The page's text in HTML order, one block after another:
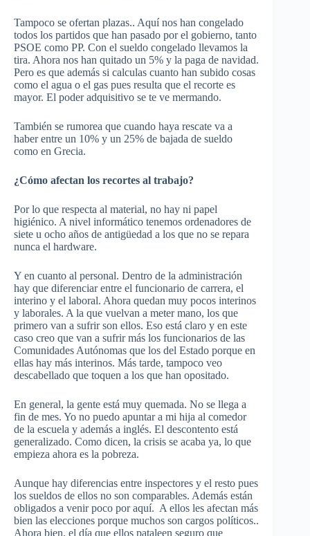
Tampoco se ofertan plazas.. Aquí nos han congelado
todos los partidos que han pasado por el gobierno, tanto
PSOE como PP. Con el sueldo congelado llevamos la
tira. Ahora nos han quitado un 5% y la paga de navidad.
Pero es que además si calculas cuanto han subido cosas
como el agua o el gas pues resulta que el recorte es
mayor. El poder adquisitivo se te ve mermando.
También se rumorea que cuando haya rescate va a
haber entre un 10% y un 25% de bajada de sueldo
como en Grecia.
¿Cómo afectan los recortes al trabajo?
Por lo que respecta al material, no hay ni papel
higiénico. A nivel informático tenemos ordenadores de
siete u ocho años de antigüedad a los que no se repara
nunca el hardware.
Y en cuanto al personal. Dentro de la administración
hay que diferenciar entre el funcionario de carrera, el
interino y el laboral. Ahora quedan muy pocos interinos
y laborales. A la que vuelvan a meter mano, los que
primero van a sufrir son ellos. Eso está claro y en este
caso creo que van a sufrir más los funcionarios de las
Comunidades Autónomas que los del Estado porque en
ellas hay más interinos. Más tarde, tampoco veo
descabellado que toquen a los que han opositado.
En general, la gente está muy quemada. No se llega a
fin de mes. Yo no puedo apuntar a mi hija al comedor
de la escuela y además a inglés. El descontento está
generalizado. Como dicen, la crisis se acaba ya, lo que
empieza ahora es la pobreza.
Aunque hay diferencias entre inspectores y el resto pues
los sueldos de ellos no son comparables. Además están
obligados a venir poco por aquí. A ellos les afectan más
bien las elecciones porque muchos son cargos políticos..
Ahora bien, el día que ellos pataleen seguro que